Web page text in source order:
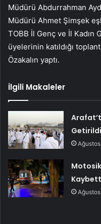
Müdürü Abdurrahman
Müdürü Ahmet Şimşek
TOBB İl Genç ve İl Kadın
üyelerinin katıldığı
Özakalın yaptı.
İlgili Makaleler
Getirildi